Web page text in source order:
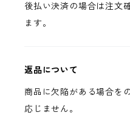
後払い決済の場合は注文
ます。
返品について
商品に欠陥がある場合を
応じません。